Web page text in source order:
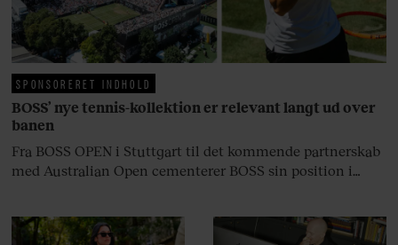
livsglæde, han nægter at give slip
på.
SPONSORERET INDHOLD
BOSS’ nye tennis-kollektion er relevant langt ud over
banen
Fra BOSS OPEN i Stuttgart til det kommende partnerskab
med Australian Open cementerer BOSS sin position i